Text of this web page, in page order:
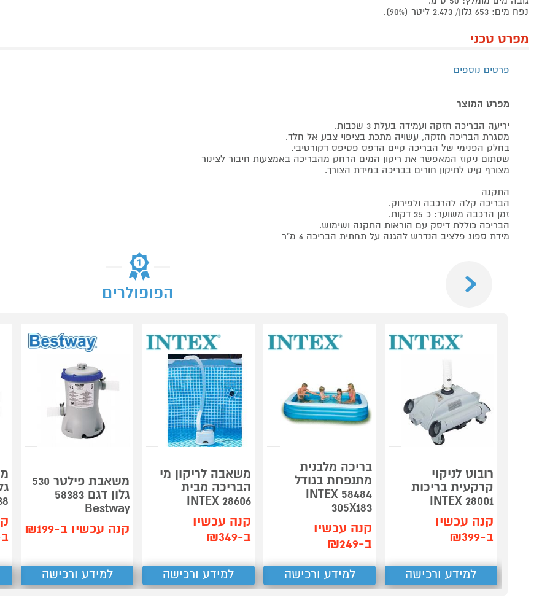
נפח מים: 653 גלון/ 2,473 ליטר (90%).
מפרט טכני
פרטים נוספים
מפרט המוצר
יריעה הבריכה חזקה ועמידה בעלת 3 שכבות.
מסגרת הבריכה חזקה, עשויה מתכת בציפוי צבע אל חלד.
בחלק הפנימי של הבריכה קיים הדפס פסיפס דקורטיבי.
שסתום ניקוז המאפשר את ריקון המים הרחק מהבריכה באמצעות חיבור לצינור
מצורף קיט לתיקון חורים בבריכה במידת הצורך.
התקנה
הבריכה קלה להרכבה ולפירוק.
זמן הרכבה משוער: כ 35 דקות.
הבריכה כוללת דיסק עם הוראות התקנה ושימוש.
מידת ספוג פלציב הנדרש להגנה על תחתית הבריכה 6 מ"ר
הפופולרים
רובוט לניקוי
קרקעית בריכות
28001 INTEX
קנה עכשיו
ב-₪399
למידע ורכישה
בריכה מלבנית
מתנפחת בגודל
INTEX 58484
305X183
קנה עכשיו
ב-₪249
למידע ורכישה
משאבה לריקון מי
הבריכה מבית
INTEX 28606
קנה עכשיו
ב-₪349
למידע ורכישה
משאבת פילטר 530
גלון דגם 58383
Bestway
קנה עכשיו ב-₪199
למידע ורכישה
ב-